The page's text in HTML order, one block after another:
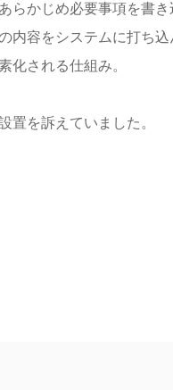
らかじめ必要事項を書き
内容をシステムに打ち込
化される仕組み。
を訴えていました。